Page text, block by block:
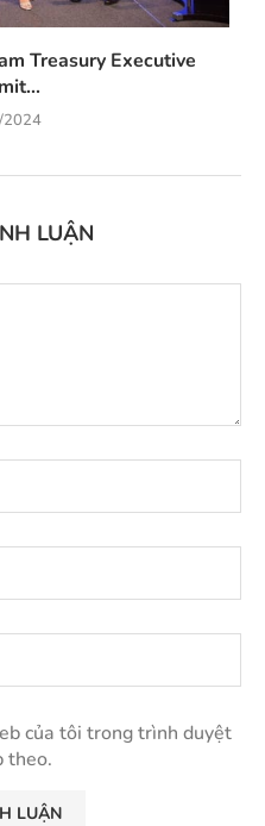
Treasury Executive
2024
LUẬN
của tôi trong trình duyệt
theo.